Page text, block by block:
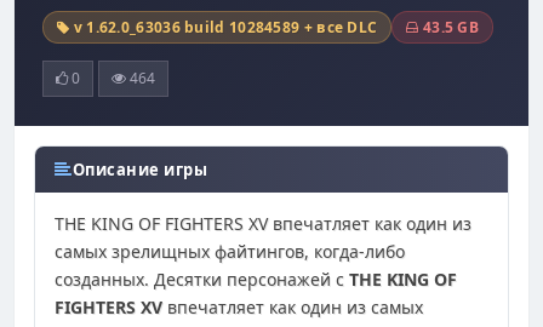
v 1.62.0_63036 build 10284589 + все DLC 43.5 GB
0 464
Описание игры
THE KING OF FIGHTERS XV впечатляет как один из
самых зрелищных файтингов, когда-либо
созданных. Десятки персонажей с THE KING OF
FIGHTERS XV впечатляет как один из самых